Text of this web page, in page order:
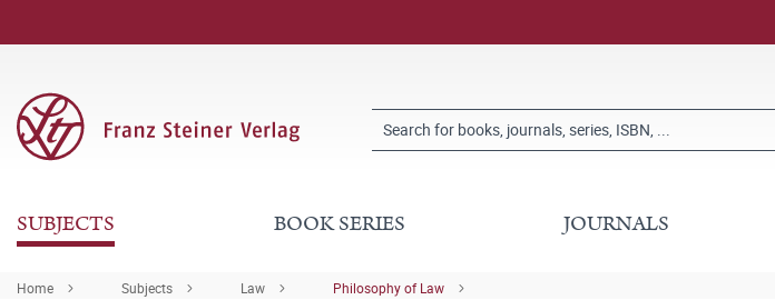
SUBJECTS BOOK SERIES JOURNALS
Home Subjects Law Philosophy of Law